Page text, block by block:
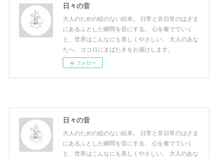
日々の音
大人のための絵のない絵本。 日常と非日常のはざま
にあるふとした瞬間を音にする。 心を奏でていく
と、世界はこんなにも美しくやさしい。 大人のあな
たへ、ココロにまばたきをお届けします。
フォロー
日々の音
大人のための絵のない絵本。 日常と非日常のはざま
にあるふとした瞬間を音にする。 心を奏でていく
と、世界はこんなにも美しくやさしい。 大人のあな